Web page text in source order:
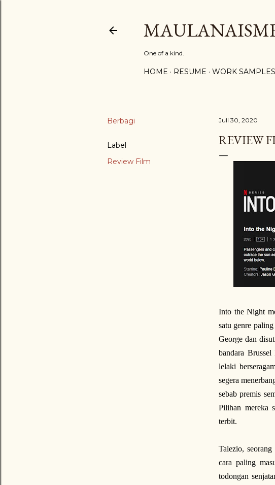
One of a kind.
HOME RESUME WORK SAMPLES
Berbagi
Label
Review Film
Juli 30, 2020
REVIEW
Into the Night
satu genre
George dan
bandara
lelaki
segera
sebab premis
Pilihan mereka
terbit.
Talezio,
cara paling
todongan